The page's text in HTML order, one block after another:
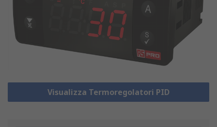
Visualizza Termoregolatori PID